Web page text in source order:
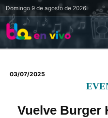
Domingo 9 de agosto de 2026
03/07/2025
Vuelve Burger